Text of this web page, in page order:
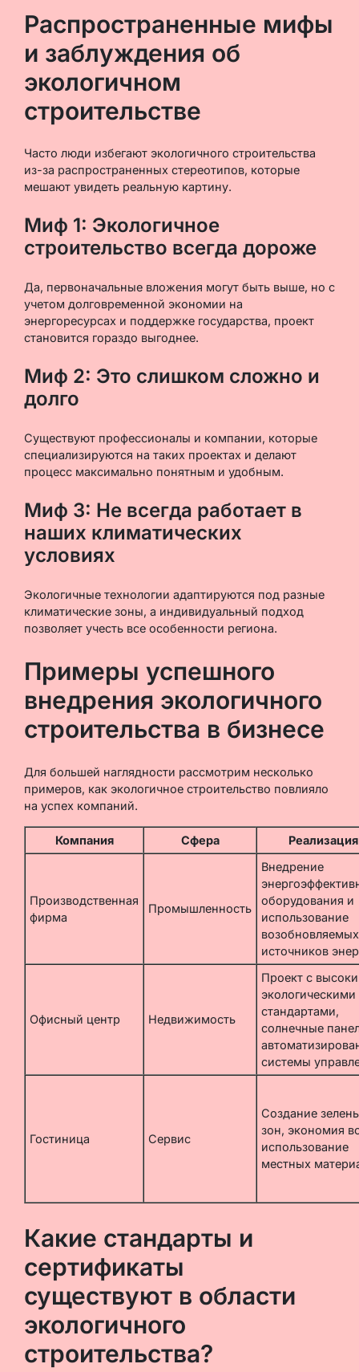
Распространенные мифы
и заблуждения об
экологичном
строительстве
Часто люди избегают экологичного строительства
из-за распространенных стереотипов, которые
мешают увидеть реальную картину.
Миф 1: Экологичное
строительство всегда дороже
Да, первоначальные вложения могут быть выше, но с
учетом долговременной экономии на
энергоресурсах и поддержке государства, проект
становится гораздо выгоднее.
Миф 2: Это слишком сложно и
долго
Существуют профессионалы и компании, которые
специализируются на таких проектах и делают
процесс максимально понятным и удобным.
Миф 3: Не всегда работает в
наших климатических
условиях
Экологичные технологии адаптируются под разные
климатические зоны, а индивидуальный подход
позволяет учесть все особенности региона.
Примеры успешного
внедрения экологичного
строительства в бизнесе
Для большей наглядности рассмотрим несколько
примеров, как экологичное строительство повлияло
на успех компаний.
Компания Сфера Реализация
Производственная
фирма
Промышленность
Внедрение
оборудования и
использование
возобновляемых
источников
Офисный центр Недвижимость
Проект с
экологическими
стандартами,
солнечные
системы
Гостиница Сервис
Создание
зон, экономия
использование
местных
Какие стандарты и
сертификаты
существуют в области
экологичного
строительства?